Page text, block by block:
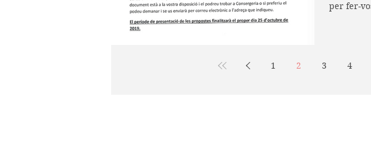
per fer-
1 2 3 4